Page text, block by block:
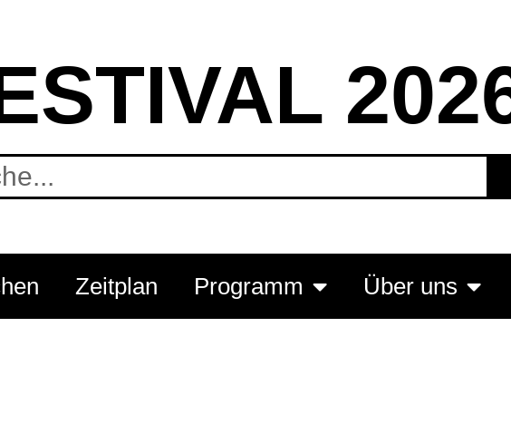
Zeitplan Programm Über uns